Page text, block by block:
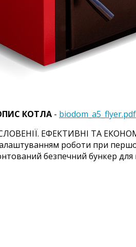
КОТЛА - biodom_a5_flyer.pdf
ЕФЕКТИВНІ ТА
роботи при
безпечний бункер для